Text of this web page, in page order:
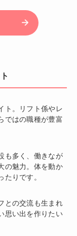
ト。リフト係やレ
ではの職種が豊富
も多く、働きなが
の魅力。体を動か
りです。
との交流も生まれ
思い出を作りたい